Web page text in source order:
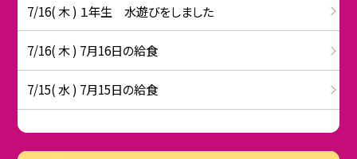
7/16( 木 ) １年生 水遊びをしました
7/16( 木 ) 7月16日の給食
7/15( 水 ) 7月15日の給食